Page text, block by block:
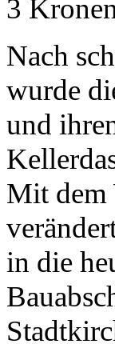
3
Nach
wurde
und
Mit dem
in die